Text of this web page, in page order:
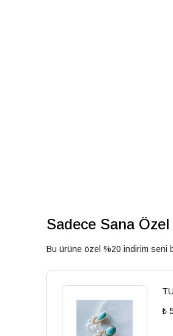
Sadece Sana Özel
Bu ürüne özel %20 indirim seni
₺